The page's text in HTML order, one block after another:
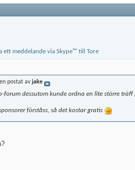
postat avjake
forum dessutom kunde ordna en lite större
förståss, så det kostar gratis